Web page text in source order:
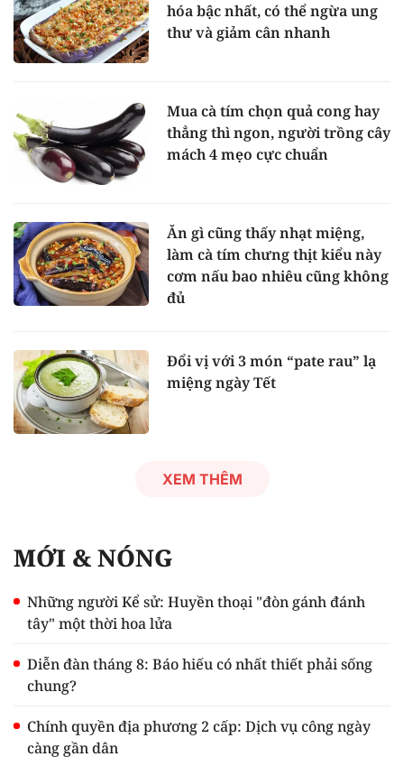
hóa bậc nhất, có thể ngừa ung
thư và giảm cân nhanh
Mua cà tím chọn quả cong hay
thẳng thì ngon, người trồng cây
mách 4 mẹo cực chuẩn
Ăn gì cũng thấy nhạt miệng,
làm cà tím chưng thịt kiểu này
cơm nấu bao nhiêu cũng không
đủ
Đổi vị với 3 món “pate rau” lạ
miệng ngày Tết
XEM THÊM
MỚI & NÓNG
Những người Kể sử: Huyền thoại "đòn gánh đánh
tây" một thời hoa lửa
Diễn đàn tháng 8: Báo hiếu có nhất thiết phải sống
chung?
Chính quyền địa phương 2 cấp: Dịch vụ công ngày
càng gần dân